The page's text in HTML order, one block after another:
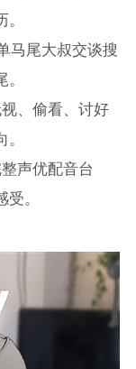
马尾大叔交谈搜
、偷看、讨好
声优配音台
。